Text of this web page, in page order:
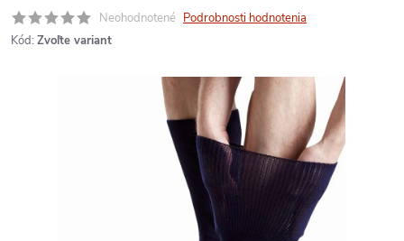
Neohodnotené Podrobnosti hodnotenia
Kód: Zvoľte variant